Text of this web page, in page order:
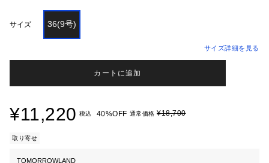
サイズ 36(9号)
サイズ詳細を見る
カートに追加
¥11,220 税込 40%OFF 通常価格 ¥18,700
取り寄せ
TOMORROWLAND